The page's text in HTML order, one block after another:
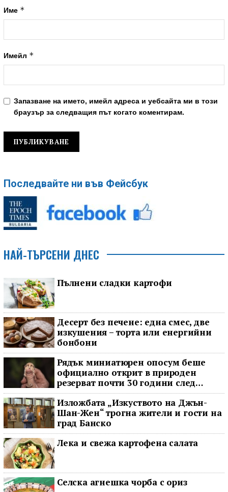
Име *
Имейл *
Запазване на името, имейл адреса и уебсайта ми в този
браузър за следващия път когато коментирам.
Последвайте ни във Фейсбук
НАЙ-ТЪРСЕНИ ДНЕС
Пълнени сладки картофи
Десерт без печене: една смес, две
изкушения – торта или енергийни
бонбони
Рядък миниатюрен опосум беше
официално открит в природен
резерват почти 30 години след
последното му наблюдение
Изложбата „Изкуството на Джън-
Шан-Жен“ трогна жители и гости на
град Банско
Лека и свежа картофена салата
Селска агнешка чорба с ориз